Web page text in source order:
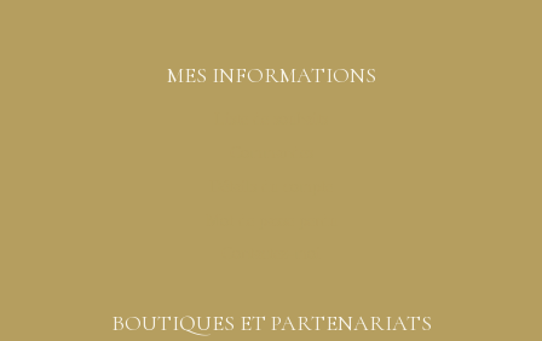
MES INFORMATIONS
BOUTIQUES ET PARTENARIATS